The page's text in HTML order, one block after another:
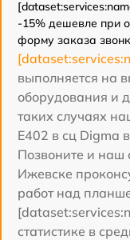
-15% дешевле при
форму заказа
выполняется на
оборудования и
таких случаях
E402 в сц Digma
Позвоните и наш
Ижевске
работ над
статистике в